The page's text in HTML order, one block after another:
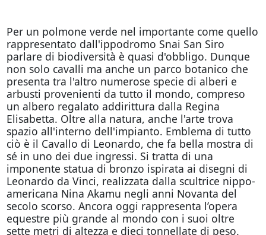
Per un polmone verde nel importante come quello
rappresentato dall'ippodromo Snai San Siro
parlare di biodiversità è quasi d'obbligo. Dunque
non solo cavalli ma anche un parco botanico che
presenta tra l'altro numerose specie di alberi e
arbusti provenienti da tutto il mondo, compreso
un albero regalato addirittura dalla Regina
Elisabetta. Oltre alla natura, anche l'arte trova
spazio all'interno dell'impianto. Emblema di tutto
ciò è il Cavallo di Leonardo, che fa bella mostra di
sé in uno dei due ingressi. Si tratta di una
imponente statua di bronzo ispirata ai disegni di
Leonardo da Vinci, realizzata dalla scultrice nippo-
americana Nina Akamu negli anni Novanta del
secolo scorso. Ancora oggi rappresenta l’opera
equestre più grande al mondo con i suoi oltre
sette metri di altezza e dieci tonnellate di peso.